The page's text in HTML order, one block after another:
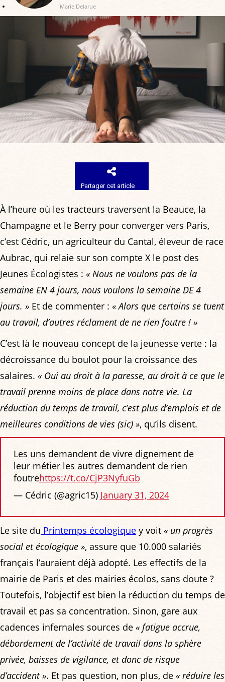
Marie Delarue
Partager cet article
À l’heure où les tracteurs traversent la Beauce, la
Champagne et le Berry pour converger vers Paris,
c’est Cédric, un agriculteur du Cantal, éleveur de race
Aubrac, qui relaie sur son compte X le post des
Jeunes Écologistes : « Nous ne voulons pas de la
semaine EN 4 jours, nous voulons la semaine DE 4
jours. » Et de commenter : « Alors que certains se tuent
au travail, d’autres réclament de ne rien foutre ! »
C’est là le nouveau concept de la jeunesse verte : la
décroissance du boulot pour la croissance des
salaires. « Oui au droit à la paresse, au droit à ce que le
travail prenne moins de place dans notre vie. La
réduction du temps de travail, c’est plus d’emplois et de
meilleures conditions de vies (sic) », qu’ils disent.
Les uns demandent de vivre dignement de
leur métier les autres demandent de rien
foutrehttps://t.co/CjP3NyfuGb
— Cédric (@agric15) January 31, 2024
Le site du Printemps écologique y voit « un progrès
social et écologique », assure que 10.000 salariés
français l’auraient déjà adopté. Les effectifs de la
mairie de Paris et des mairies écolos, sans doute ?
Toutefois, l’objectif est bien la réduction du temps de
travail et pas sa concentration. Sinon, gare aux
cadences infernales sources de « fatigue accrue,
débordement de l’activité de travail dans la sphère
privée, baisses de vigilance, et donc de risque
d’accident ». Et pas question, non plus, de « réduire les